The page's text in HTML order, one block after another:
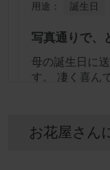
用途： 誕生日
写真通りで、
母の誕生日に
す。 凄く喜ん
アレンジメン
お花屋さん